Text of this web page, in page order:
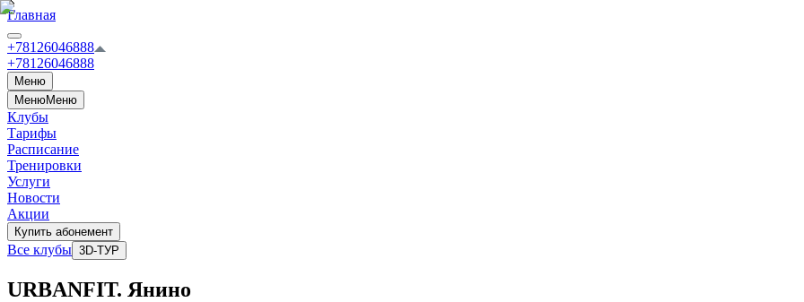
Главная
+78126046888
+78126046888
Меню
МенюМеню
Клубы
Тарифы
Расписание
Тренировки
Услуги
Новости
Акции
Купить абонемент
Все клубы 3D-ТУР
URBANFIT. Янино